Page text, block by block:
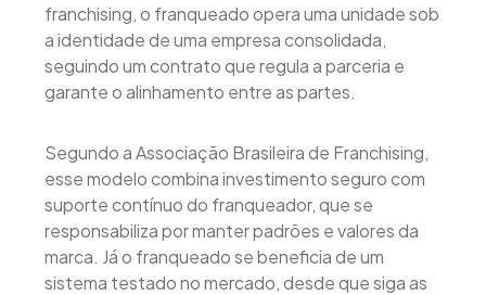
franchising, o franqueado opera uma unidade sob
a identidade de uma empresa consolidada,
seguindo um contrato que regula a parceria e
garante o alinhamento entre as partes.
Segundo a Associação Brasileira de Franchising,
esse modelo combina investimento seguro com
suporte contínuo do franqueador, que se
responsabiliza por manter padrões e valores da
marca. Já o franqueado se beneficia de um
sistema testado no mercado, desde que siga as